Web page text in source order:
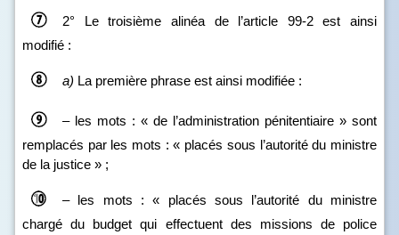
2° Le troisième alinéa de l’article 99‑2 est ainsi
modifié :
a) La première phrase est ainsi modifiée :
– les mots : « de l’administration pénitentiaire » sont
remplacés par les mots : « placés sous l’autorité du ministre
de la justice » ;
– les mots : « placés sous l’autorité du ministre
chargé du budget qui effectuent des missions de police